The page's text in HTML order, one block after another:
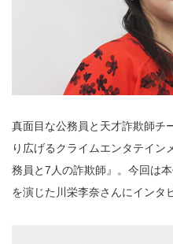
真面目な公務員と天才詐欺師チ
り広げるクライムエンタテイン
務員と7人の詐欺師』。今回は
を演じた川栄李奈さんにインタ